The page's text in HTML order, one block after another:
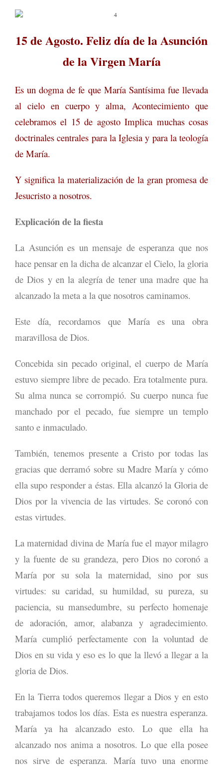
15 de Agosto. Feliz día de la Asunción
de la Virgen María
Es un dogma de fe que María Santísima fue llevada
al cielo en cuerpo y alma, Acontecimiento que
celebramos el 15 de agosto Implica muchas cosas
doctrinales centrales para la Iglesia y para la teología
de María.
Y significa la materialización de la gran promesa de
Jesucristo a nosotros.
Explicación de la fiesta
La Asunción es un mensaje de esperanza que nos
hace pensar en la dicha de alcanzar el Cielo, la gloria
de Dios y en la alegría de tener una madre que ha
alcanzado la meta a la que nosotros caminamos.
Este día, recordamos que María es una obra
maravillosa de Dios.
Concebida sin pecado original, el cuerpo de María
estuvo siempre libre de pecado. Era totalmente pura.
Su alma nunca se corrompió. Su cuerpo nunca fue
manchado por el pecado, fue siempre un templo
santo e inmaculado.
También, tenemos presente a Cristo por todas las
gracias que derramó sobre su Madre María y cómo
ella supo responder a éstas. Ella alcanzó la Gloria de
Dios por la vivencia de las virtudes. Se coronó con
estas virtudes.
La maternidad divina de María fue el mayor milagro
y la fuente de su grandeza, pero Dios no coronó a
María por su sola la maternidad, sino por sus
virtudes: su caridad, su humildad, su pureza, su
paciencia, su mansedumbre, su perfecto homenaje
de adoración, amor, alabanza y agradecimiento.
María cumplió perfectamente con la voluntad de
Dios en su vida y eso es lo que la llevó a llegar a la
gloria de Dios.
En la Tierra todos queremos llegar a Dios y en esto
trabajamos todos los días. Esta es nuestra esperanza.
María ya ha alcanzado esto. Lo que ella ha
alcanzado nos anima a nosotros. Lo que ella posee
nos sirve de esperanza. María tuvo una enorme